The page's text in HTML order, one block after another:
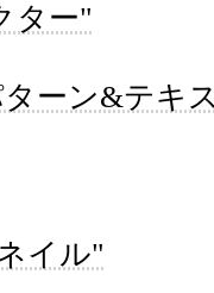
ター"
ターン&テキ
イル"